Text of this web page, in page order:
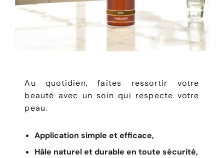
Au quotidien, faites ressortir votre
beauté avec un soin qui respecte votre
peau.
Application simple et efficace,
Hâle naturel et durable en toute sécurité,